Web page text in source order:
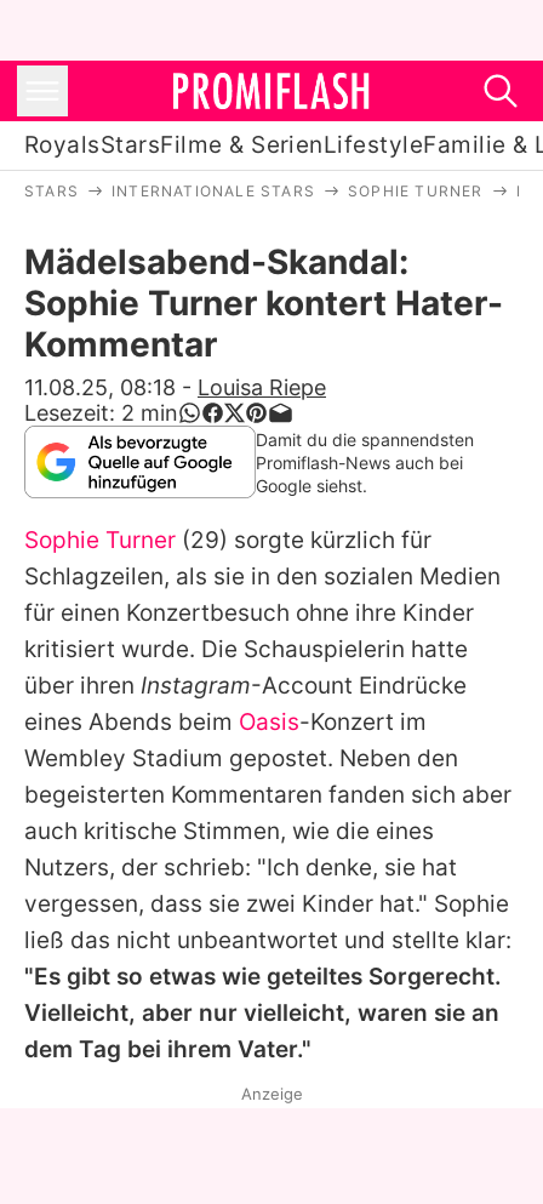
RoyalsStarsFilme & SerienLifestyleFamilie &
Stars
Filme & Serien
Lifestyle
Familie & Liebe
Promiflash Exklusiv
Alle Themen auf Promiflash
Jobs
App runterladen
Team
Redaktionelle Richtlinien
Impressum
Datenschutzerklärung
Utiq verwalten
STARS INTERNATIONALE STARS SOPHIE TURNER
Mädelsabend-Skandal:
Sophie Turner kontert Hater-
Kommentar
11.08.25, 08:18 - Louisa Riepe
Lesezeit: 2 min
Damit du die spannendsten
Promiflash-News auch bei
Google siehst.
Sophie Turner (29) sorgte kürzlich für
Schlagzeilen, als sie in den sozialen Medien
für einen Konzertbesuch ohne ihre Kinder
kritisiert wurde. Die Schauspielerin hatte
über ihren Instagram-Account Eindrücke
eines Abends beim Oasis-Konzert im
Wembley Stadium gepostet. Neben den
begeisterten Kommentaren fanden sich aber
auch kritische Stimmen, wie die eines
Nutzers, der schrieb: "Ich denke, sie hat
vergessen, dass sie zwei Kinder hat." Sophie
ließ das nicht unbeantwortet und stellte klar:
"Es gibt so etwas wie geteiltes Sorgerecht.
Vielleicht, aber nur vielleicht, waren sie an
dem Tag bei ihrem Vater."
Anzeige